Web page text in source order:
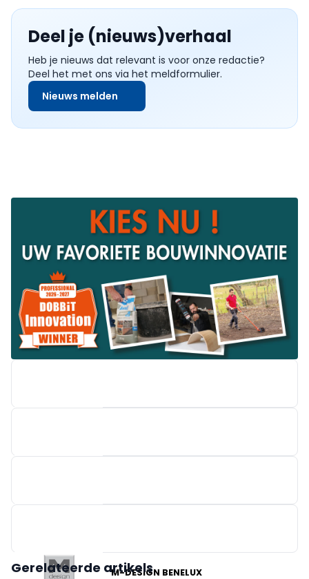
Deel je (nieuws)verhaal
Heb je nieuws dat relevant is voor onze redactie?
Deel het met ons via het meldformulier.
Nieuws melden
M-DESIGN BENELUX
Gerelateerde artikels